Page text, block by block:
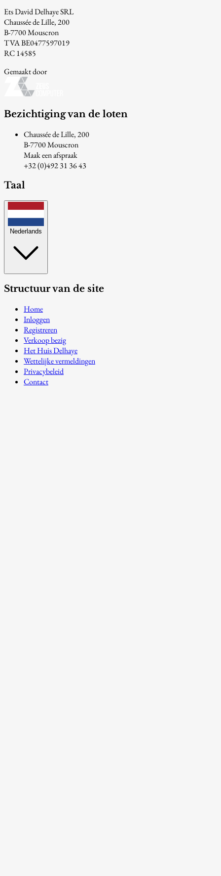
Ets David Delhaye SRL
Chaussée de Lille, 200
B-7700 Mouscron
TVA BE0477597019
RC 14585
Gemaakt door
Bezichtiging van de loten
Chaussée de Lille, 200
B-7700 Mouscron
Maak een afspraak
+32 (0)492 31 36 43
Taal
Nederlands
Structuur van de site
Home
Inloggen
Registreren
Verkoop bezig
Het Huis Delhaye
Wettelijke vermeldingen
Privacybeleid
Contact